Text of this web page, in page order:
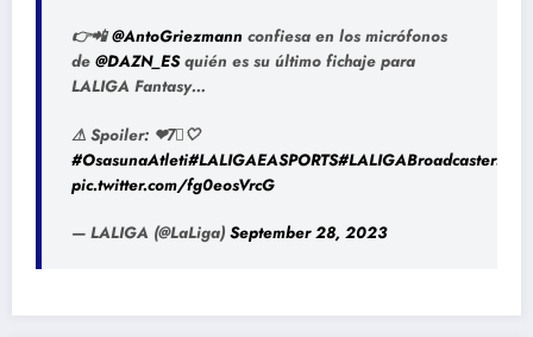
👉📲@AntoGriezmann confiesa en los micrófonos
de @DAZN_ESquién es su último fichaje para
LALIGA Fantasy…
⚠ Spoiler: ❤7⃣🤍
#OsasunaAtleti#LALIGAEASPORTS#LALIGABroadcasters
pic.twitter.com/fg0eosVrcG
— LALIGA (@LaLiga) September 28, 2023